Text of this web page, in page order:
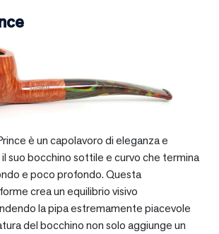
è un capolavoro di eleganza e
suo bocchino sottile e curvo che termina
e poco profondo. Questa
crea un equilibrio visivo
la pipa estremamente piacevole
del bocchino non solo aggiunge un